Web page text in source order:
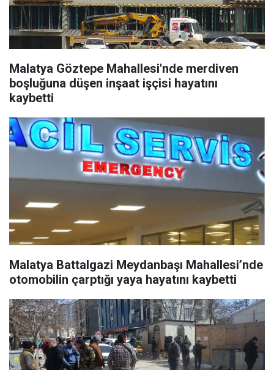
Malatya Göztepe Mahallesi'nde merdiven
boşluğuna düşen inşaat işçisi hayatını
kaybetti
Malatya Battalgazi Meydanbaşı Mahallesi’nde
otomobilin çarptığı yaya hayatını kaybetti